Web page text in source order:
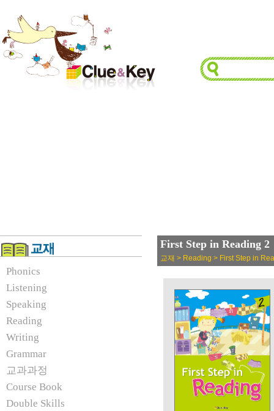
Phonics
Listening
Speaking
Reading
Writing
Grammar
교과과정
Course Book
Double Skills
First Step in Reading 2
교재 > Reading > First Step in